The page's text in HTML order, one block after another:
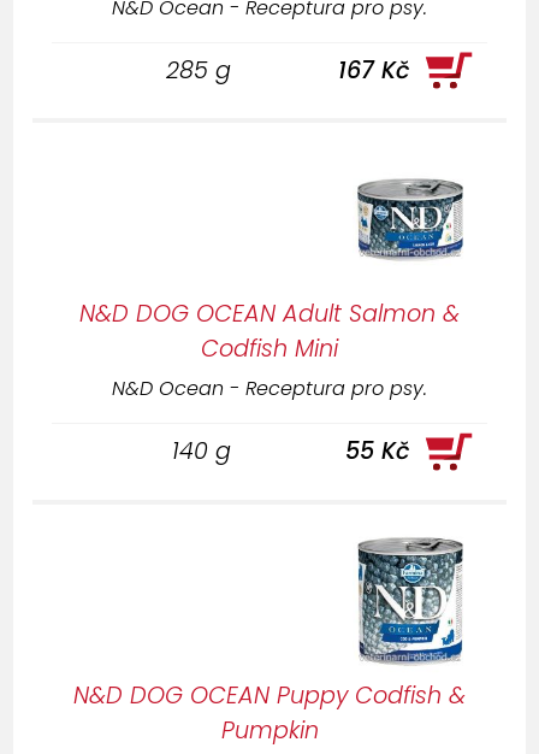
N&D Ocean - Receptura pro psy.
285 g 167 Kč
N&D DOG OCEAN Adult Salmon &
Codfish Mini
N&D Ocean - Receptura pro psy.
140 g 55 Kč
N&D DOG OCEAN Puppy Codfish &
Pumpkin